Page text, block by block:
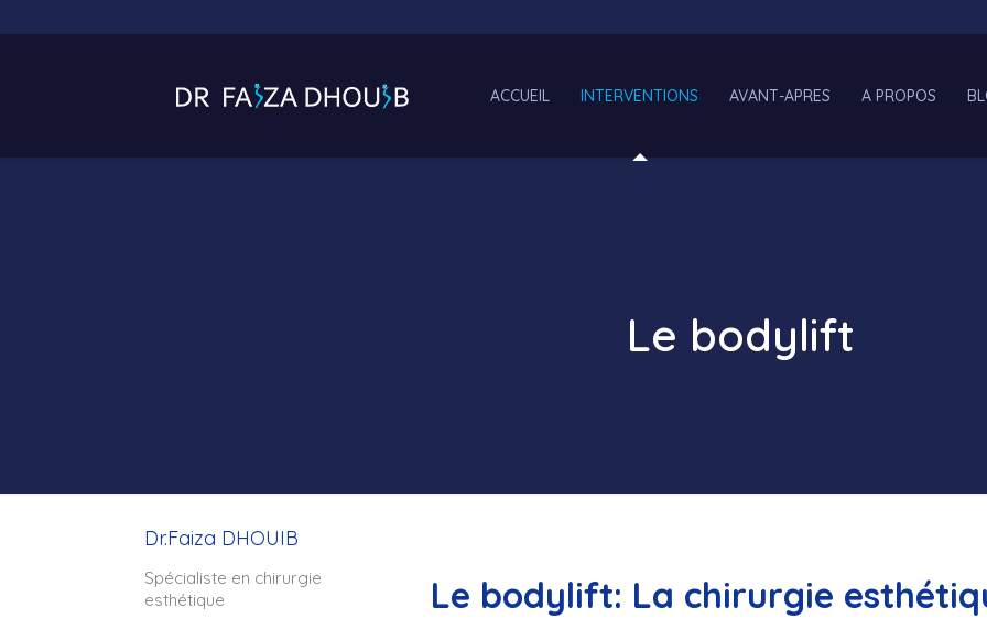
ACCUEIL INTERVENTIONS AVANT-APRES A PROPOS
Le bodylift
Le bodylift: La chirurgie
Dr.Faiza DHOUIB
Spécialiste en chirurgie
esthétique